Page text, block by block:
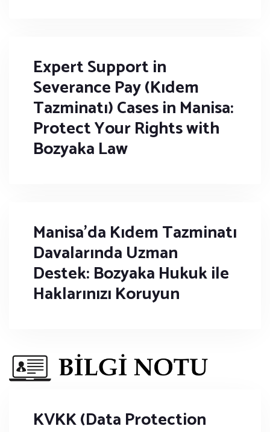
Expert Support in
Severance Pay (Kıdem
Tazminatı) Cases in Manisa:
Protect Your Rights with
Bozyaka Law
Manisa'da Kıdem Tazminatı
Davalarında Uzman
Destek: Bozyaka Hukuk ile
Haklarınızı Koruyun
KVKK (Data Protection